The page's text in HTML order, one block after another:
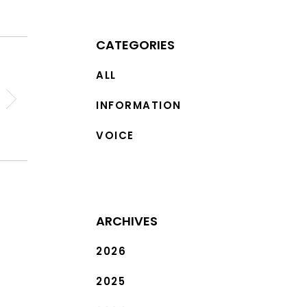
CATEGORIES
ALL
INFORMATION
VOICE
ARCHIVES
2026
2025